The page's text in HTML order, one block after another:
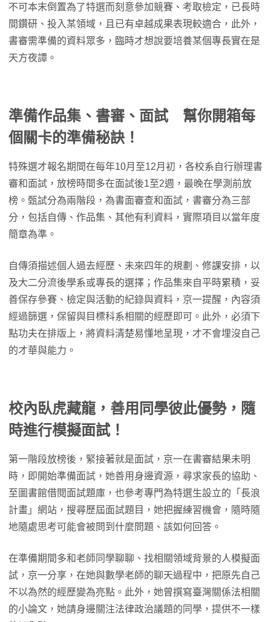
不可本末倒置為了特選而刻意參加競賽、考取檢定，已長時
間鑽研、投入某領域，且已有卓越成果表現較適合，此外，
書審需準備的資料眾多，臨時才想說要培養某個專長實在是
天方夜譚。
準備作品集、書審、面試 幫你開箱每
個關卡的準備秘訣！
特殊選才報名期間在每年10月至12月初，各校系自行辦理書
審和面試，放榜時間多在面試後1至2週，最晚在學測前放
榜。甄試分為兩階段，為書面審查和面試，書審分為三部
分，包括自傳、作品集、其他有利資料，實際項目以當年度
簡章為準。
自傳須描述個人過去經歷、未來四年的規劃、修課安排，以
及大二分流後學系或專長的選擇；作品集來自平時累積，妥
善保存參賽、檢定與活動的紀錄與資料，京一提醒，內容須
經過篩選，保留與目標科系相關的經歷即可。此外，必須下
點功夫在排版上，將資料清楚易懂地呈現，才不會埋沒自己
的才華與能力。
校內臥虎藏龍，善用同學彼此優勢，隨
時進行模擬面試！
第一階段放榜後，緊接著就是面試，京一在書審結果未明
時，即開始準備面試，她善用身邊資源，尋求家長的協助、
至圖書館借閱面試題庫，也參考專門為特選生設立的「長浪
計畫」網站，搜尋歷屆面試題目，她把握練習機會，隨時隨
地隨處思考可能會被問到什麼問題、該如何回答。
在準備期間多和老師同學聊聊、找相關領域背景的人模擬面
試，京一分享，在她與數學老師的聊天過程中，把原先自己
不以為然的經歷變為亮點。此外，她曾撰寫臺灣關係法相關
的小論文，她請身邊關注法律政治議題的同學，提供不一樣